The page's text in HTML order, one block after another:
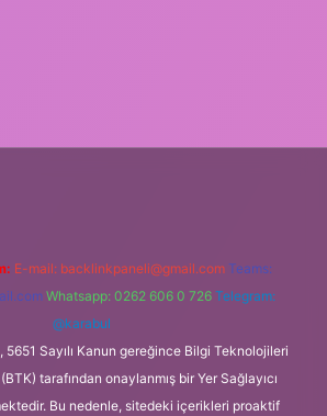
E-mail: backlinkpaneli@gmail.com Teams:
Whatsapp: 0262 606 0 726 Telegram:
@karabul
5651 Sayılı Kanun gereğince Bilgi Teknolojileri
tarafından onaylanmış bir Yer Sağlayıcı
Bu nedenle, sitedeki içerikleri proaktif